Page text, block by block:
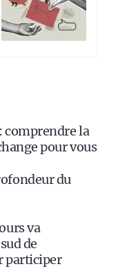
comprendre la
pour vous
du
va
de
participer